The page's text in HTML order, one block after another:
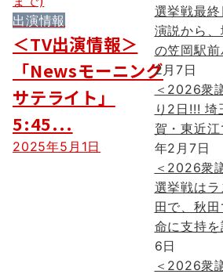
出演情報
＜TV出演情報＞
「Newsモーニング
サテライト」
5:45...
2025年5月1日
選挙戦最
演説から
の笠岡駅
2月7日
＜2026衆
り2日!!! 埼
賀・東近
年2月7日
＜2026衆
選挙戦は
田で、秋
命に支持
6日
＜2026衆